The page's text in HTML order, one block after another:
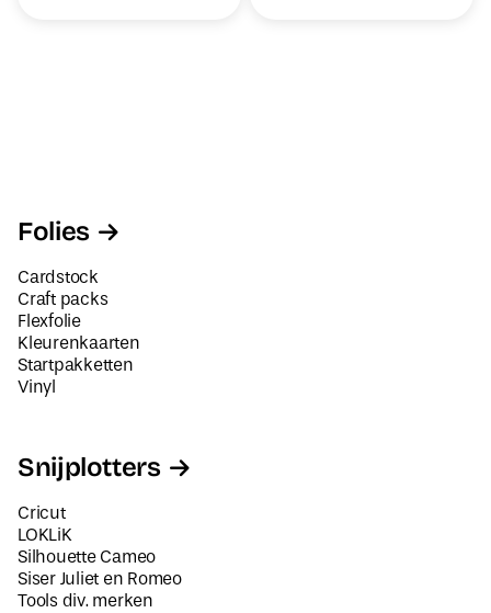
Folies
Cardstock
Craft packs
Flexfolie
Kleurenkaarten
Startpakketten
Vinyl
Snijplotters
Cricut
LOKLiK
Silhouette Cameo
Siser Juliet en Romeo
Tools div. merken